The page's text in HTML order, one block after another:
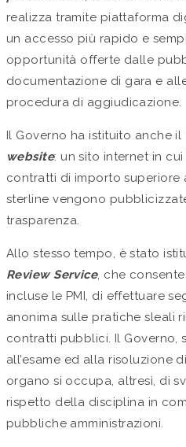
realizza tramite piattaforma
un accesso più rapido e
opportunità offerte dalle
documentazione di gara e
procedura di aggiudicazione.
Il Governo ha istituito anche il
website: un sito internet in
contratti di importo superiore
sterline vengono
trasparenza.
Allo stesso tempo, è stato
Review Service, che
incluse le PMI, di effettuare
anonima sulle pratiche sleali
contratti pubblici. Il Governo,
all’esame ed alla risoluzione
organo si occupa, altresì, di
rispetto della disciplina in
pubbliche amministrazioni.